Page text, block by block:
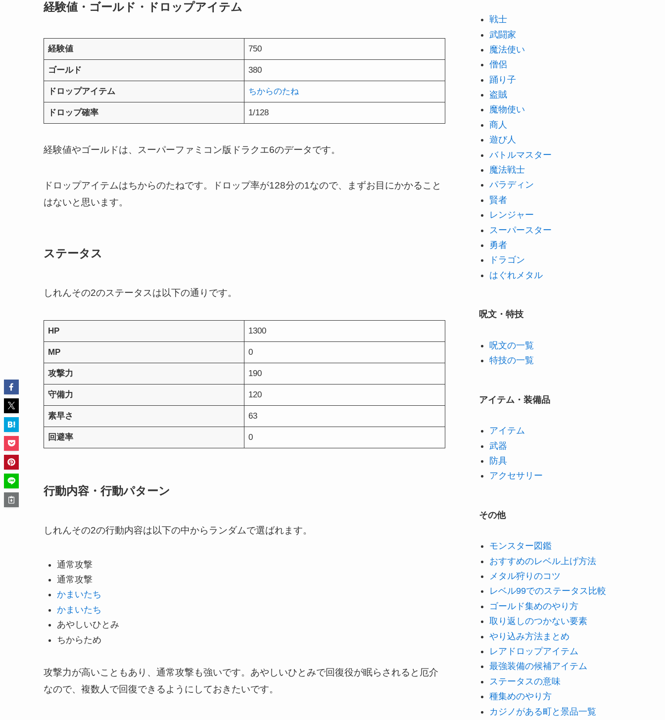
経験値・ゴールド・ドロップアイテム
経験値 750
ゴールド 380
ドロップアイテム ちからのたね
ドロップ確率 1/128
経験値やゴールドは、スーパーファミコン版ドラクエ6のデータです。
ドロップアイテムはちからのたねです。ドロップ率が128分の1なので、まずお目にかかること
はないと思います。
ステータス
しれんその2のステータスは以下の通りです。
HP 1300
MP 0
攻撃力 190
守備力 120
素早さ 63
回避率 0
行動内容・行動パターン
しれんその2の行動内容は以下の中からランダムで選ばれます。
通常攻撃
通常攻撃
かまいたち
かまいたち
あやしいひとみ
ちからため
攻撃力が高いこともあり、通常攻撃も強いです。あやしいひとみで回復役が眠らされると厄介
なので、複数人で回復できるようにしておきたいです。
戦士
武闘家
魔法使い
僧侶
踊り子
盗賊
魔物使い
商人
遊び人
バトルマスター
魔法戦士
パラディン
賢者
レンジャー
スーパースター
勇者
ドラゴン
はぐれメタル
呪文・特技
呪文の一覧
特技の一覧
アイテム・装備品
アイテム
武器
防具
アクセサリー
その他
モンスター図鑑
おすすめのレベル上げ方法
メタル狩りのコツ
レベル99でのステータス比較
ゴールド集めのやり方
取り返しのつかない要素
やり込み方法まとめ
レアドロップアイテム
最強装備の候補アイテム
ステータスの意味
種集めのやり方
カジノがある町と景品一覧